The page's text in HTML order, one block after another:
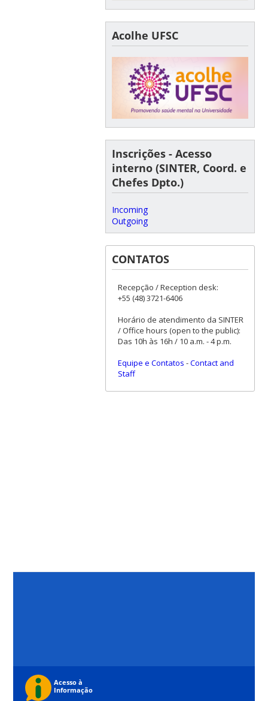
Acolhe UFSC
Inscrições - Acesso
interno (SINTER, Coord. e
Chefes Dpto.)
Incoming
Outgoing
CONTATOS
Recepção / Reception desk:
+55 (48) 3721-6406
Horário de atendimento da SINTER
/ Office hours (open to the public):
Das 10h às 16h / 10 a.m. - 4 p.m.
Equipe e Contatos -Contact and
Staff